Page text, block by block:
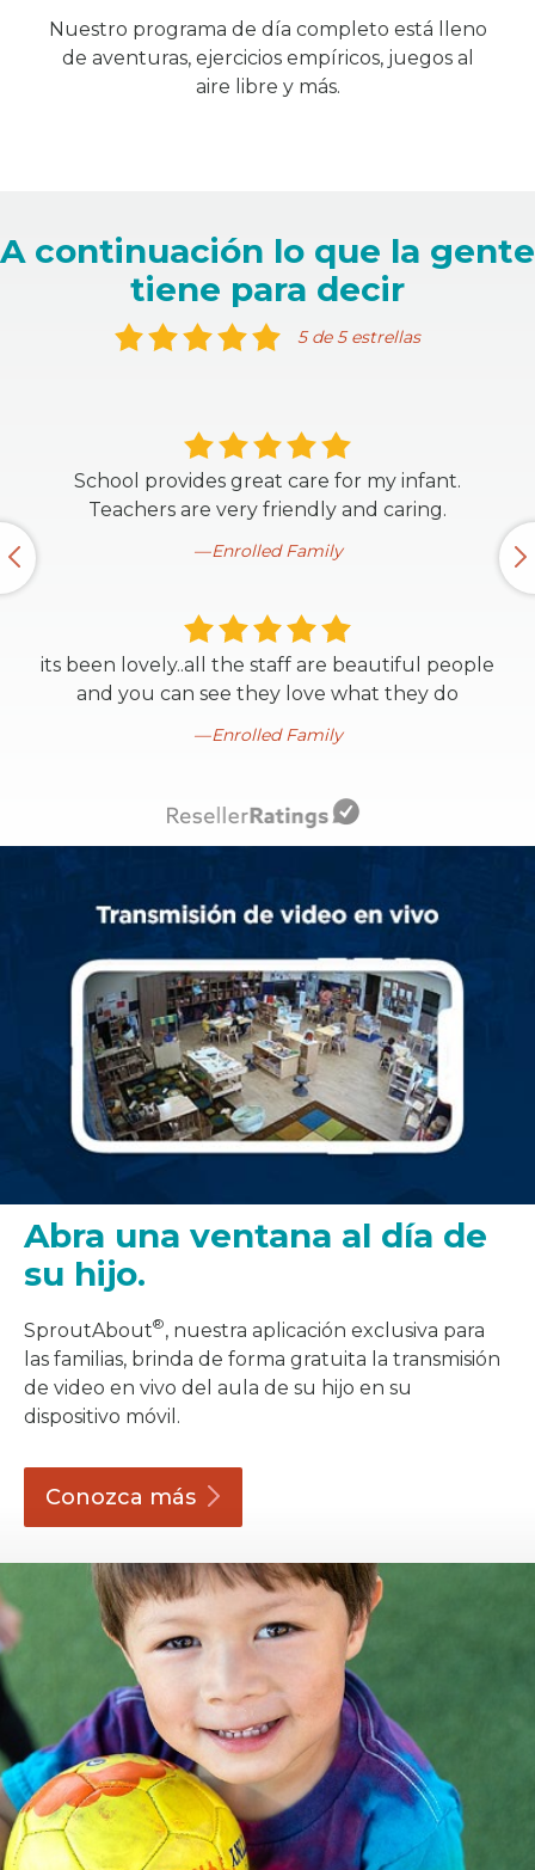
Nuestro programa de día completo está lleno
de aventuras, ejercicios empíricos, juegos al
aire libre y más.
A continuación lo que la gente
tiene para decir
5 de 5 estrellas
School provides great care for my infant.
Teachers are very friendly and caring.
Enrolled Family
its been lovely..all the staff are beautiful people
and you can see they love what they do
Enrolled Family
Abra una ventana al día de
su hijo.
SproutAbout®, nuestra aplicación exclusiva para
las familias, brinda de forma gratuita la transmisión
de video en vivo del aula de su hijo en su
dispositivo móvil.
Conozca más